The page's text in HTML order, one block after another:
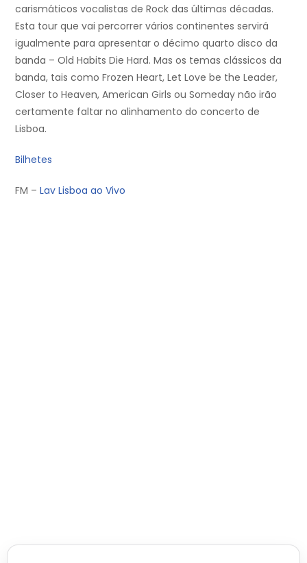
carismáticos vocalistas de Rock das últimas décadas.
Esta tour que vai percorrer vários continentes servirá
igualmente para apresentar o décimo quarto disco da
banda – Old Habits Die Hard. Mas os temas clássicos da
banda, tais como Frozen Heart, Let Love be the Leader,
Closer to Heaven, American Girls ou Someday não irão
certamente faltar no alinhamento do concerto de
Lisboa.
Bilhetes
FM – Lav Lisboa ao Vivo